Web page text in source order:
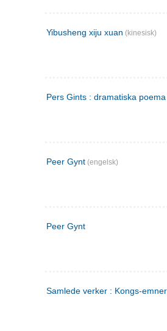
Yibusheng xiju xuan (kinesisk)
Pers Gints : dramatiska poema
Peer Gynt (engelsk)
Peer Gynt
Samlede verker : Kongs-